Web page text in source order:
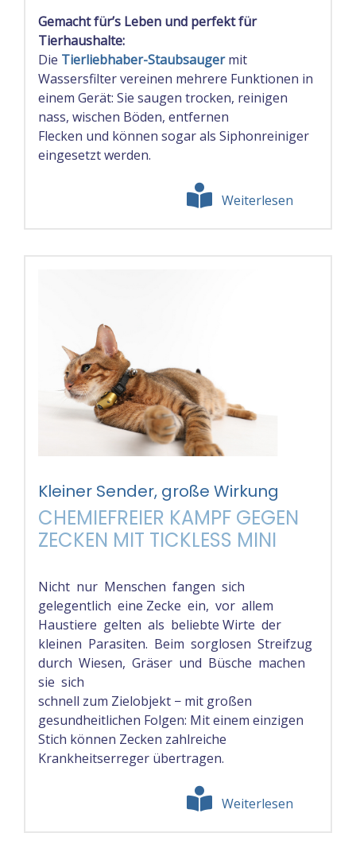
Gemacht für’s Leben und perfekt für
Tierhaushalte:
Die Tierliebhaber-Staubsaugermit
Wassersfilter vereinen mehrere Funktionen in
einem Gerät: Sie saugen trocken, reinigen
nass, wischen Böden, entfernen
Flecken und können sogar als Siphonreiniger
eingesetzt werden.
Weiterlesen
Kleiner Sender, große Wirkung
CHEMIEFREIER KAMPF GEGEN
ZECKEN MIT TICKLESS MINI
Nicht nur Menschen fangen sich
gelegentlich eine Zecke ein, vor allem
Haustiere gelten als beliebte Wirte der
kleinen Parasiten. Beim sorglosen Streifzug
durch Wiesen, Gräser und Büsche machen
sie sich
schnell zum Zielobjekt − mit großen
gesundheitlichen Folgen: Mit einem einzigen
Stich können Zecken zahlreiche
Krankheitserreger übertragen.
Weiterlesen